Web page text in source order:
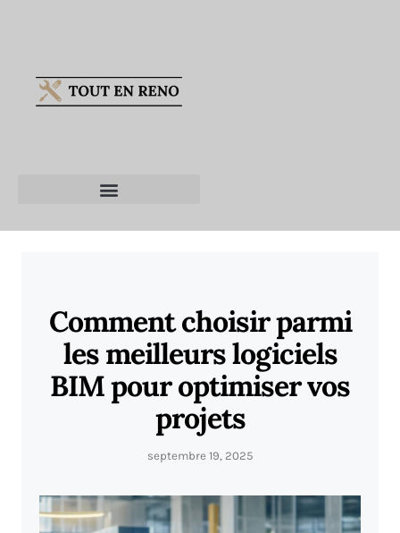
Comment choisir parmi
les meilleurs logiciels
BIM pour optimiser vos
projets
septembre 19, 2025